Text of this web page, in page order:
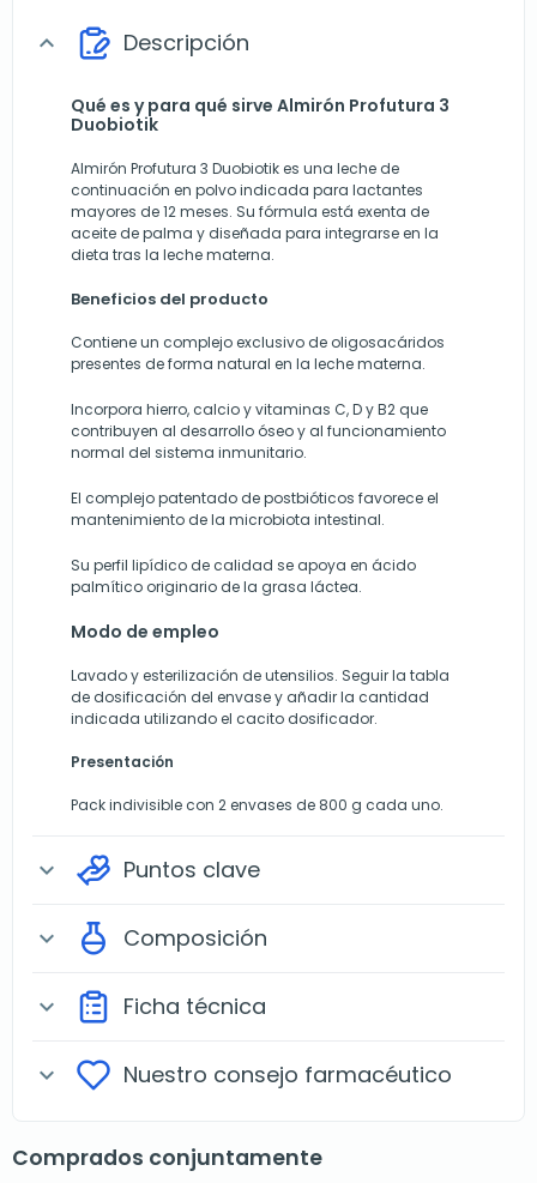
expand_more Descripción
Qué es y para qué sirve Almirón Profutura 3
Duobiotik
Almirón Profutura 3 Duobiotik es una leche de
continuación en polvo indicada para lactantes
mayores de 12 meses. Su fórmula está exenta de
aceite de palma y diseñada para integrarse en la
dieta tras la leche materna.
Beneficios del producto
Contiene un complejo exclusivo de oligosacáridos
presentes de forma natural en la leche materna.
Incorpora hierro, calcio y vitaminas C, D y B2 que
contribuyen al desarrollo óseo y al funcionamiento
normal del sistema inmunitario.
El complejo patentado de postbióticos favorece el
mantenimiento de la microbiota intestinal.
Su perfil lipídico de calidad se apoya en ácido
palmítico originario de la grasa láctea.
Modo de empleo
Lavado y esterilización de utensilios. Seguir la tabla
de dosificación del envase y añadir la cantidad
indicada utilizando el cacito dosificador.
Presentación
Pack indivisible con 2 envases de 800 g cada uno.
expand_more Puntos clave
expand_more Composición
expand_more Ficha técnica
expand_more Nuestro consejo farmacéutico
Comprados conjuntamente